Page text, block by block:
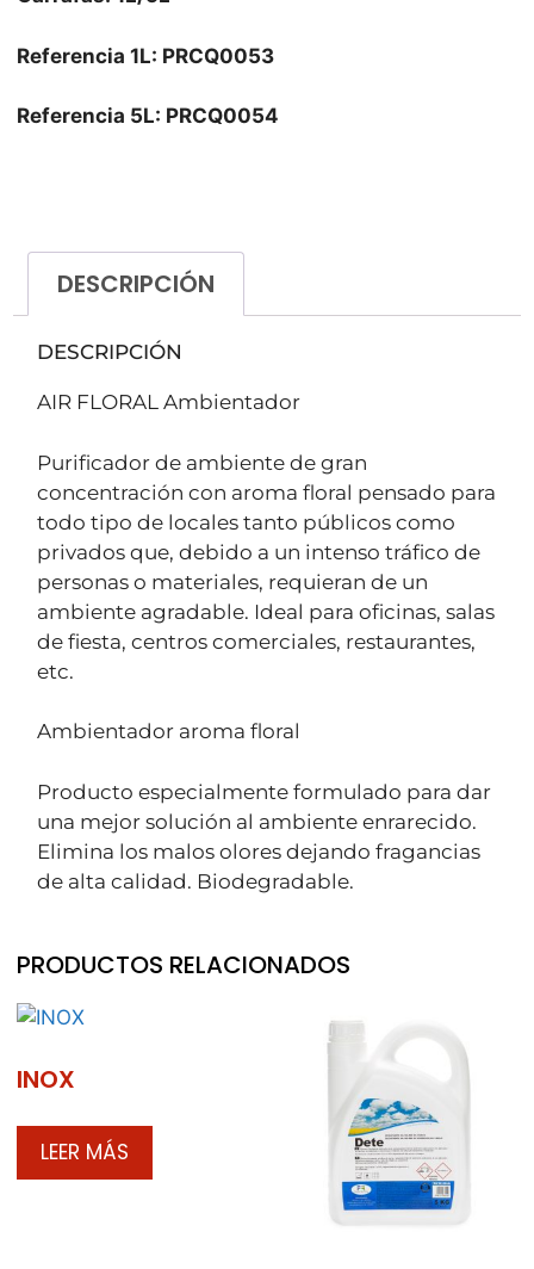
Referencia 1L: PRCQ0053
Referencia 5L: PRCQ0054
DESCRIPCIÓN
DESCRIPCIÓN
AIR FLORAL Ambientador
Purificador de ambiente de gran
concentración con aroma floral pensado para
todo tipo de locales tanto públicos como
privados que, debido a un intenso tráfico de
personas o materiales, requieran de un
ambiente agradable. Ideal para oficinas, salas
de fiesta, centros comerciales, restaurantes,
etc.
Ambientador aroma floral
Producto especialmente formulado para dar
una mejor solución al ambiente enrarecido.
Elimina los malos olores dejando fragancias
de alta calidad. Biodegradable.
PRODUCTOS RELACIONADOS
INOX
LEER MÁS